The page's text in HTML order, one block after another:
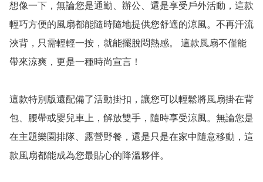
想像一下，無論您是通勤、辦公、還是享受戶外活動，這款
輕巧方便的風扇都能隨時隨地提供您舒適的涼風。不再汗流
浹背，只需輕輕一按，就能擺脫悶熱感。 這款風扇不僅能
帶來涼爽，更是一種時尚宣言！
這款特別版還配備了活動掛扣，讓您可以輕鬆將風扇掛在背
包、腰帶或嬰兒車上，解放雙手，隨時享受涼風。無論您是
在主題樂園排隊、露營野餐，還是只是在家中隨意移動，這
款風扇都能成為您最貼心的降溫夥伴。